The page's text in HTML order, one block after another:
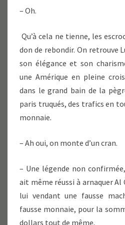
– Oh.
Qu’à cela ne tienne, les
don de rebondir. On retrouve
son élégance et son
une Amérique en pleine
dans le grand bain de la
paris truqués, des trafics en
monnaie.
– Ah oui, on monte d’un cran.
– Une légende non
ait même réussi à arnaquer Al
lui vendant une fausse
fausse monnaie, pour la
dollars tout de même.